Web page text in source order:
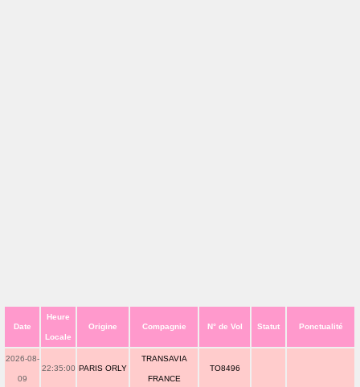
Date
Heure
Locale
Origine Compagnie N° de Vol Statut Ponctualité
2026-08-
09
22:35:00 PARIS ORLY
TRANSAVIA
FRANCE
TO8496